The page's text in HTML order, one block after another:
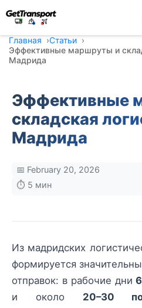
Главная
Статьи
Эффективные маршруты и
Мадрида
Эффективные
складская
Мадрида
📅 February 20, 2026
⏱️ 5 мин
Из мадридских
формируется
отправок: в рабочие дни
и около 20–30